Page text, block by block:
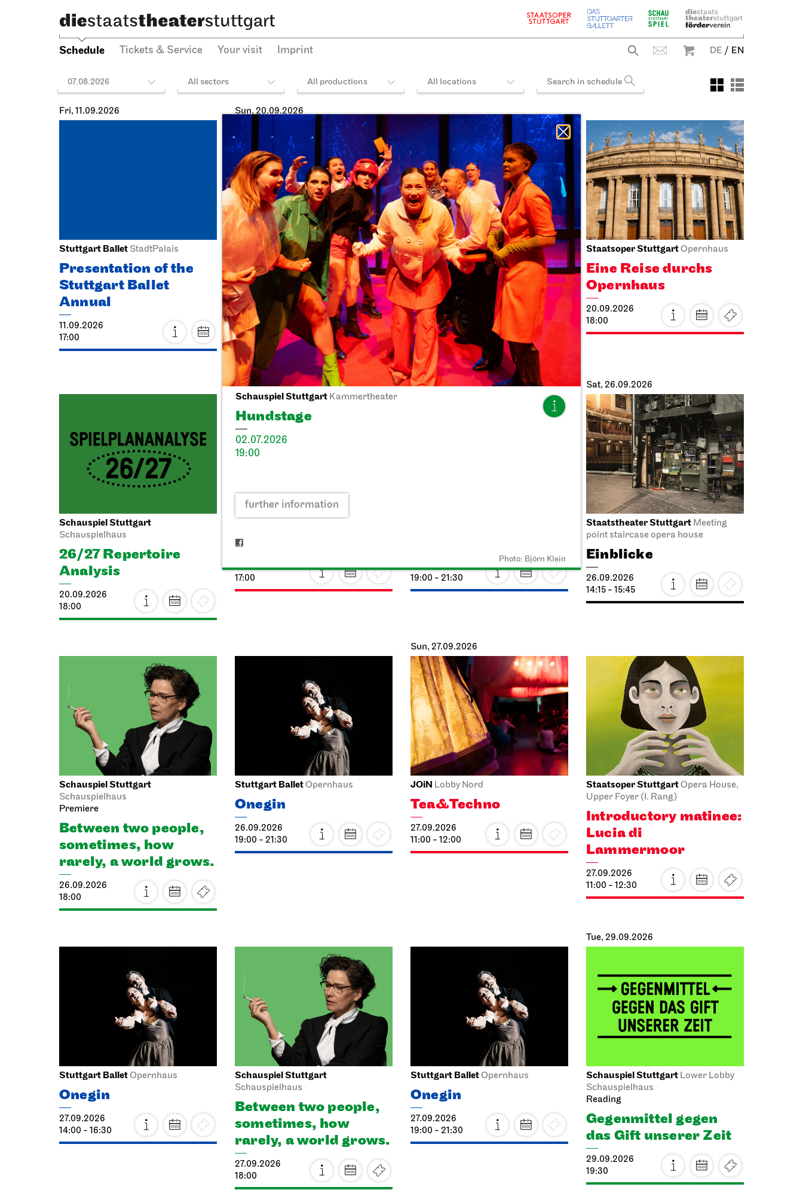
Schauspiel Stuttgart Kammertheater
Hundstage
02.07.2026
19:00
further information
Photo: Björn Klein
Schedule Tickets & Service Your visit Imprint DE / EN
07.08.2026 All sectors All productions All locations
Fri, 11.09.2026
Stuttgart Ballet StadtPalais
Presentation of the
Stuttgart Ballet
Annual
11.09.2026
17:00
Sun, 20.09.2026
Staatstheater StuttgartOpernhaus,
Schauspielhaus, Opernvorplatz
Theaterfest am
Eckensee
20.09.2026
11:00 - 18:00
JOiNOpera House, Upper Foyer (I.
Rang)
Theaterfest
Singing through the
repertoire
20.09.2026
13:30 - 14:30
Staatsoper StuttgartOpernhaus
Eine Reise durchs
Opernhaus
20.09.2026
18:00
Schauspiel Stuttgart
Schauspielhaus
26/27 Repertoire
Analysis
20.09.2026
18:00
Fri, 25.09.2026
Ciao Sommer!
25.09.2026
17:00
25.09.2026
19:00 - 21:30
Sat, 26.09.2026
Staatstheater Stuttgart Meeting
point staircase opera house
Einblicke
26.09.2026
14:15 - 15:45
Schauspiel Stuttgart
Schauspielhaus
Premiere
Between two people,
sometimes, how
rarely, a world grows.
26.09.2026
18:00
Stuttgart BalletOpernhaus
Onegin
26.09.2026
19:00 - 21:30
Sun, 27.09.2026
JOiN Lobby Nord
Tea&Techno
27.09.2026
11:00 - 12:00
Staatsoper StuttgartOpera House,
Upper Foyer (I. Rang)
Introductory matinee:
Lucia di
Lammermoor
27.09.2026
11:00 - 12:30
Stuttgart BalletOpernhaus
Onegin
27.09.2026
14:00 - 16:30
Schauspiel Stuttgart
Schauspielhaus
Between two people,
sometimes, how
rarely, a world grows.
27.09.2026
18:00
Stuttgart BalletOpernhaus
Onegin
27.09.2026
19:00 - 21:30
Tue, 29.09.2026
Schauspiel Stuttgart Lower Lobby
Schauspielhaus
Reading
Gegenmittel gegen
das Gift unserer Zeit
29.09.2026
19:30